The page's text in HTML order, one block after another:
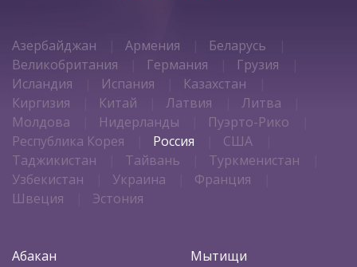
Азербайджан Армения
Беларусь
Великобритания
Германия
Грузия
Исландия
Испания
Казахстан
Киргизия
Китай Латвия
Литва
Молдова
Нидерланды
Пуэрто-Рико
Республика Корея
Россия
США
Таджикистан
Тайвань
Туркменистан
Узбекистан
Украина
Франция
Швеция
Эстония
Абакан
Мытищи